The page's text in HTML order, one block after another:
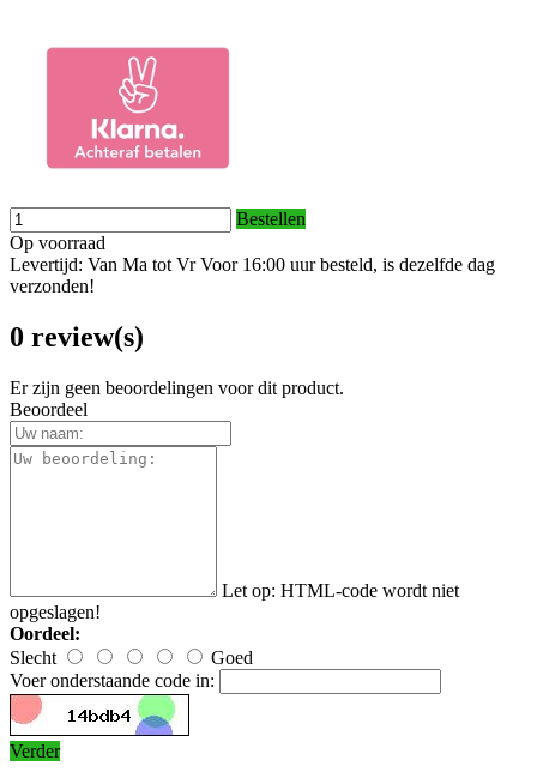
Bestellen
Op voorraad
Levertijd: Van Ma tot Vr Voor 16:00 uur besteld, is dezelfde dag
verzonden!
0 review(s)
Er zijn geen beoordelingen voor dit product.
Beoordeel
Let op: HTML-code wordt niet
opgeslagen!
Oordeel:
Slecht
Goed
Voer onderstaande code in:
Verder